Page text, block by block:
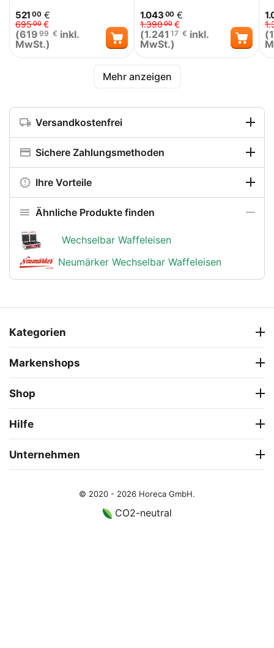
521 00 €
69500 €
(619 99 € inkl.
MwSt.)
1.043 00 €
1.39000 €
(1.241 17 € inkl.
MwSt.)
(
Mehr anzeigen
Versandkostenfrei
Sichere Zahlungsmethoden
Ihre Vorteile
Ähnliche Produkte finden
Wechselbar Waffeleisen
Neumärker Wechselbar Waffeleisen
Kategorien
Markenshops
Shop
Hilfe
Unternehmen
© 2020 - 2026 Horeca GmbH.
CO2-neutral